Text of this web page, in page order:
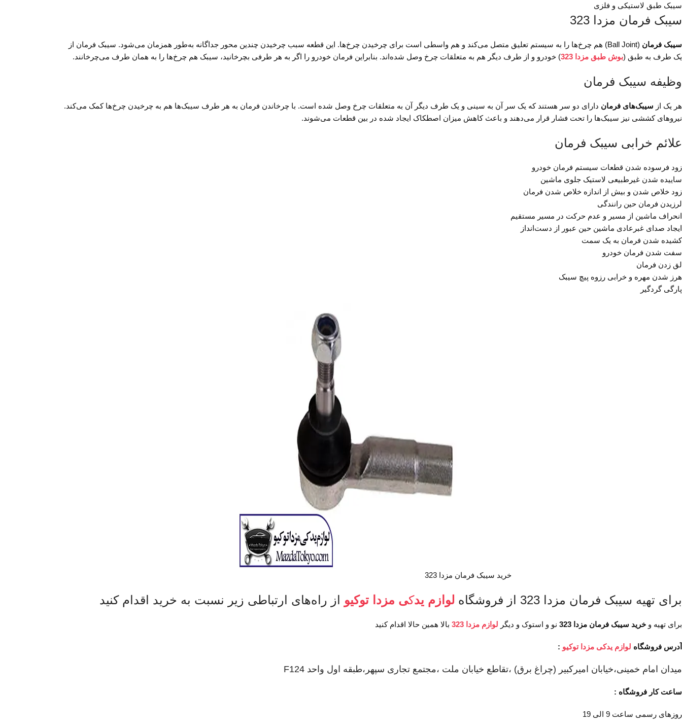
سیبک طبق لاستیکی و فلزی
سیبک فرمان مزدا 323
سیبک فرمان
(Ball Joint) هم چرخ‌ها را به سیستم تعلیق متصل می‌کند و هم واسطی است برای چرخیدن چرخ‌ها. این قطعه سبب چرخیدن چندین محور جداگانه به‌طور همزمان می‌شود. سیبک فرمان از
یک طرف به طبق (بوش طبق مزدا 323 ) خودرو و از طرف دیگر هم به متعلقات چرخ وصل شده‌اند. بنابراین فرمان خودرو را اگر به هر طرفی بچرخانید، سیبک هم چرخ‌ها را به همان طرف می‌چرخانند.
وظیفه سیبک فرمان
هر یک از سیبک‌های فرمان دارای دو سر هستند که یک سر آن به سینی و یک طرف دیگر آن به متعلقات چرخ وصل شده است. با چرخاندن فرمان به هر طرف سیبک‌ها هم به چرخیدن چرخ‌ها کمک می‌کند.
نیروهای کششی نیز سیبک‌ها را تحت فشار قرار می‌دهند و باعث کاهش میزان اصطکاک ایجاد شده در بین قطعات می‌شوند.
علائم خرابی سیبک‌ فرمان
زود فرسوده شدن قطعات سیستم فرمان خودرو
ساییده شدن غیرطبیعی لاستیک جلوی ماشین
زود خلاص شدن و بیش از اندازه خلاص شدن فرمان
لرزیدن فرمان حین رانندگی
انحراف ماشین از مسیر و عدم حرکت در مسیر مستقیم
ایجاد صدای غبرعادی ماشین حین عبور از دست‌انداز
کشیده شدن فرمان به یک سمت
سفت شدن فرمان خودرو
لق زدن فرمان
هرز شدن مهره و خرابی رزوه پیچ سیبک
پارگی گردگیر
خرید سیبک فرمان مزدا 323
برای تهیه سیبک فرمان مزدا 323 از فروشگاه لوا ز م یدکی مزدا توکیو از راه‌های ارتباطی زیر نسبت به خرید اقدام کنید
برای تهیه و خرید سیبک فرمان مزدا 323 نو و استوک و دیگر لوازم مزدا 323 بالا همین حالا اقدام کنید
آدرس فروشگاه لوازم یدکی مزدا توکیو :
میدان امام خمینی،خیابان امیرکبیر (چراغ برق) ،تقاطع خیابان ملت ،مجتمع تجاری سپهر،طبقه اول واحد F124
ساعت کار فروشگاه :
روزهای رسمی ساعت 9 الی 19